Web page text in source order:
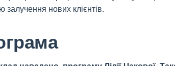
залучення нових клієнтів.